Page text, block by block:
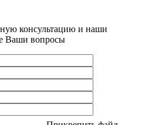
консультацию и наши
Ваши вопросы